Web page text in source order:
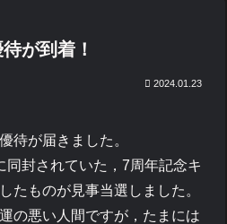
が到着！
2024.01.23
待が届きました。
封されていた，7周年記念キ
たものが見事当選しました。
の悪い人間ですが，たまには